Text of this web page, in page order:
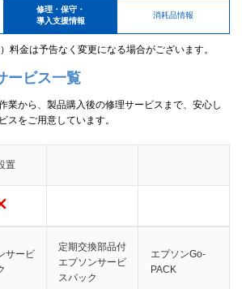
修理・保守・
導入支援情報
消耗品情報
）料金は予告なく変更になる場合がございます。
ービス一覧
業から、製品購入後の修理サービスまで、安心し
スをご用意しています。
置
サービ
定期交換部品付
エプソンサービ
スパック
エプソンGo-
PACK